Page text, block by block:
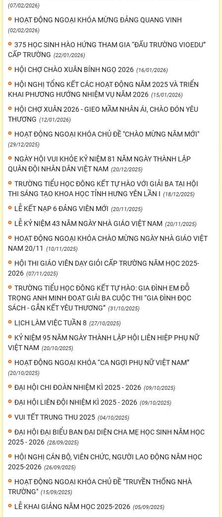
(07/02/2026)
HOẠT ĐỘNG NGOẠI KHÓA MỪNG ĐẢNG QUANG VINH
(02/02/2026)
375 HỌC SINH HÀO HỨNG THAM GIA “ĐẤU TRƯỜNG VIOEDU”
CẤP TRƯỜNG (22/01/2026)
HỘI CHỢ CHÀO XUÂN BÍNH NGỌ 2026 (16/01/2026)
HỘI NGHỊ TỔNG KẾT CÁC HOẠT ĐỘNG NĂM 2025 VÀ TRIỂN
KHAI PHƯƠNG HƯỚNG NHIỆM VỤ NĂM 2026 (15/01/2026)
HỘI CHỢ XUÂN 2026 - GIEO MẦM NHÂN ÁI, CHÀO ĐÓN YÊU
THƯƠNG (12/01/2026)
HOẠT ĐỘNG NGOẠI KHÓA CHỦ ĐỀ "CHÀO MỪNG NĂM MỚI"
(29/12/2025)
NGÀY HỘI VUI KHỎE KỶ NIỆM 81 NĂM NGÀY THÀNH LẬP
QUÂN ĐỘI NHÂN DÂN VIỆT NAM (20/12/2025)
TRƯỜNG TIỂU HỌC ĐÔNG KẾT TỰ HÀO VỚI GIẢI BA TẠI HỘI
THI SÁNG TẠO KHOA HỌC TỈNH HƯNG YÊN LẦN I (18/12/2025)
LỄ KẾT NẠP 6 ĐẢNG VIÊN MỚI (20/11/2025)
LỄ KỶ NIỆM 43 NĂM NGÀY NHÀ GIÁO VIỆT NAM (20/11/2025)
HOẠT ĐỘNG NGOẠI KHÓA CHÀO MỪNG NGÀY NHÀ GIÁO VIỆT
NAM 20/11
(10/11/2025)
HỘI THI GIÁO VIÊN DẠY GIỎI CẤP TRƯỜNG NĂM HỌC 2025-
2026 (07/11/2025)
TRƯỜNG TIỂU HỌC ĐÔNG KẾT TỰ HÀO: GIA ĐÌNH EM ĐỖ
TRỌNG ANH MINH ĐOẠT GIẢI BA CUỘC THI “GIA ĐÌNH ĐỌC
SÁCH - GẮN KẾT YÊU THƯƠNG” (31/10/2025)
LỊCH LÀM VIỆC TUẦN 8 (27/10/2025)
KỶ NIỆM 95 NĂM NGÀY THÀNH LẬP HỘI LIÊN HIỆP PHỤ NỮ
VIỆT NAM (20/10/2025)
HOẠT ĐỘNG NGOẠI KHÓA “CA NGỢI PHỤ NỮ VIỆT NAM”
(20/10/2025)
ĐẠI HỘI CHI ĐOÀN NHIỆM KÌ 2025 - 2026 (09/10/2025)
ĐẠI HỘI LIÊN ĐỘI NHIỆM KÌ 2025 - 2026 (09/10/2025)
VUI TẾT TRUNG THU 2025 (04/10/2025)
ĐẠI HỘI ĐẠI BIỂU BAN ĐẠI DIỆN CHA MẸ HỌC SINH NĂM HỌC
2025 - 2026 (28/09/2025)
HỘI NGHỊ CÁN BỘ, VIÊN CHỨC, NGƯỜI LAO ĐỘNG NĂM HỌC
2025-2026 (26/09/2025)
HOẠT ĐỘNG NGOẠI KHÓA CHỦ ĐỀ "TRUYỀN THỐNG NHÀ
TRƯỜNG" (15/09/2025)
LỄ KHAI GIẢNG NĂM HỌC 2025-2026 (05/09/2025)